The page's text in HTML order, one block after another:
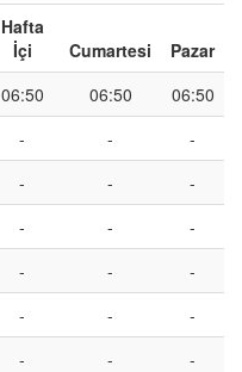
Hafta
İçi
Cumartesi
Pazar
06:50 06:50
06:50
- -
-
- -
-
- -
-
- -
-
- -
-
- -
-